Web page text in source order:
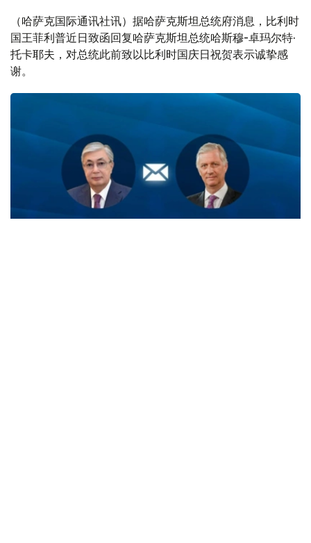
（哈萨克国际通讯社讯）据哈萨克斯坦总统府消息，比利时
国王菲利普近日致函回复哈萨克斯坦总统哈斯穆-卓玛尔特·
托卡耶夫，对总统此前致以比利时国庆日祝贺表示诚挚感
谢。